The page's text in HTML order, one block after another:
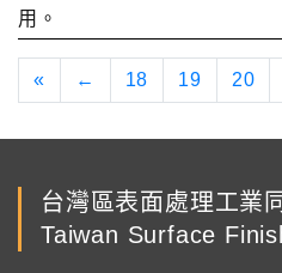
用。
« ← 18 19 20
台灣區表面處理工業
Taiwan Surface